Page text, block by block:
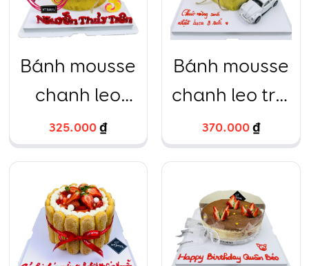
Bánh mousse
chanh leo
tròn trang trí
phụ kiện bé
gái
325.000₫
Bánh mousse
chanh leo trái
tim trang trí
siêu nhân oto
370.000₫